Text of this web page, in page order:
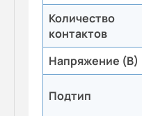
Количество
контактов
Напряжение (В)
Подтип